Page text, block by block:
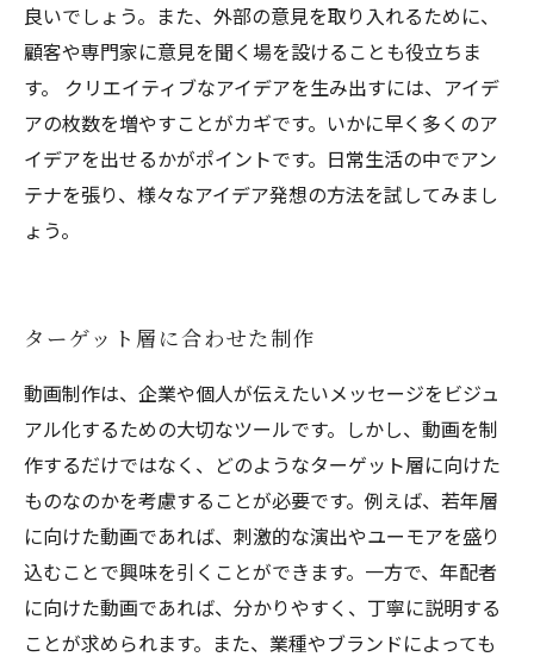
良いでしょう。また、外部の意見を取り入れるために、
顧客や専門家に意見を聞く場を設けることも役立ちま
す。 クリエイティブなアイデアを生み出すには、アイデ
アの枚数を増やすことがカギです。いかに早く多くのア
イデアを出せるかがポイントです。日常生活の中でアン
テナを張り、様々なアイデア発想の方法を試してみまし
ょう。
ターゲット層に合わせた制作
動画制作は、企業や個人が伝えたいメッセージをビジュ
アル化するための大切なツールです。しかし、動画を制
作するだけではなく、どのようなターゲット層に向けた
ものなのかを考慮することが必要です。例えば、若年層
に向けた動画であれば、刺激的な演出やユーモアを盛り
込むことで興味を引くことができます。一方で、年配者
に向けた動画であれば、分かりやすく、丁寧に説明する
ことが求められます。また、業種やブランドによっても